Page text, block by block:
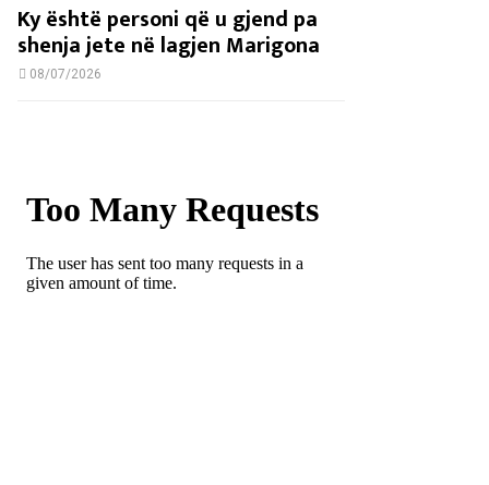
Ky është personi që u gjend pa
shenja jete në lagjen Marigona
08/07/2026